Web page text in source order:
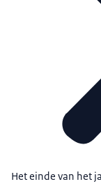
Het einde van het